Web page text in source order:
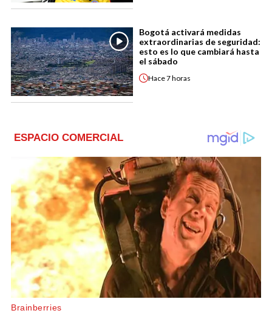
Bogotá activará medidas
extraordinarias de seguridad:
esto es lo que cambiará hasta
el sábado
Hace7 horas